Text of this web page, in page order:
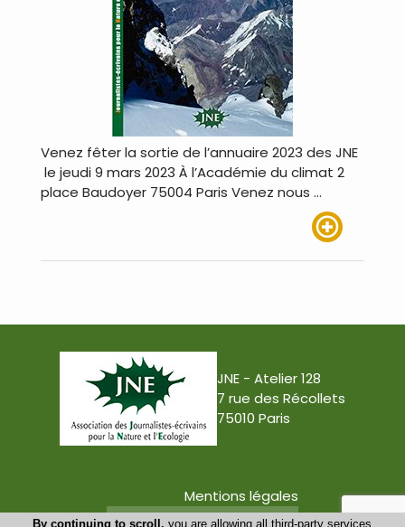
Venez fêter la sortie de l’annuaire 2023 des JNE
le jeudi 9 mars 2023 À l’Académie du climat 2
place Baudoyer 75004 Paris Venez nous …
JNE - Atelier 128
7 rue des Récollets
75010 Paris
Mentions légales
Conception : Tabula Rasa
By continuing to scroll, you are allowing all third-party services